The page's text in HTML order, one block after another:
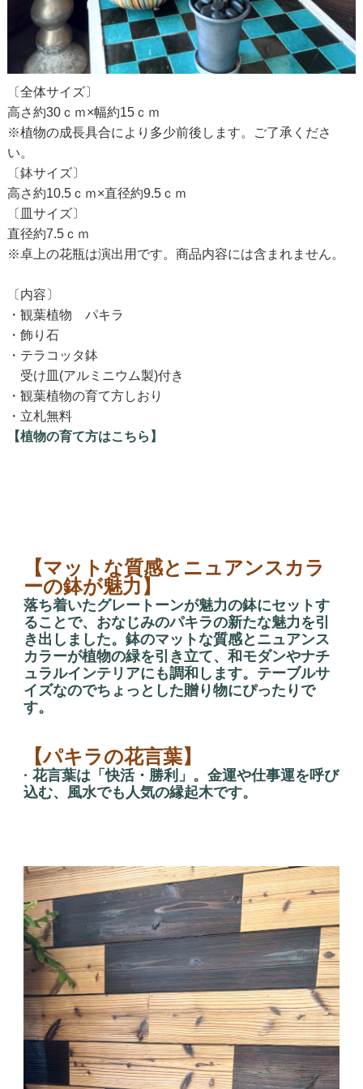
〔全体サイズ〕
高さ約30ｃｍ×幅約15ｃｍ
※植物の成長具合により多少前後します。ご了承くださ
い。
〔鉢サイズ〕
高さ約10.5ｃｍ×直径約9.5ｃｍ
〔皿サイズ〕
直径約7.5ｃｍ
※卓上の花瓶は演出用です。商品内容には含まれません。
〔内容〕
・観葉植物 パキラ
・飾り石
・テラコッタ鉢
受け皿(アルミニウム製)付き
・観葉植物の育て方しおり
・立札無料
【植物の育て方はこちら】
【マットな質感とニュアンスカラ
ーの鉢が魅力】
落ち着いたグレートーンが魅力の鉢にセットす
ることで、おなじみのパキラの新たな魅力を引
き出しました。鉢のマットな質感とニュアンス
カラーが植物の緑を引き立て、和モダンやナチ
ュラルインテリアにも調和します。テーブルサ
イズなのでちょっとした贈り物にぴったりで
す。
【パキラの花言葉】
· 花言葉は「快活・勝利」。金運や仕事運を呼び
込む、風水でも人気の縁起木です。